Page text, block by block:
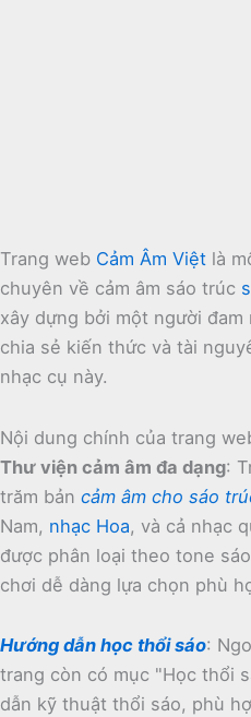
Trang web Cảm Âm Việt là
chuyên về cảm âm sáo trúc
xây dựng bởi một người
chia sẻ kiến thức và tài
nhạc cụ này.
Nội dung chính của trang
Thư viện cảm âm đa dạng:
trăm bản cảm âm cho sáo
Nam, nhạc Hoa, và cả nhạc
được phân loại theo tone
chơi dễ dàng lựa chọn phù
Hướng dẫn học thổi sáo:
trang còn có mục "Học thổi
dẫn kỹ thuật thổi sáo, phù